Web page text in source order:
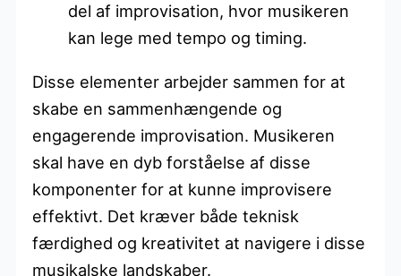
del af improvisation, hvor musikeren
kan lege med tempo og timing.
Disse elementer arbejder sammen for at
skabe en sammenhængende og
engagerende improvisation. Musikeren
skal have en dyb forståelse af disse
komponenter for at kunne improvisere
effektivt. Det kræver både teknisk
færdighed og kreativitet at navigere i disse
musikalske landskaber.